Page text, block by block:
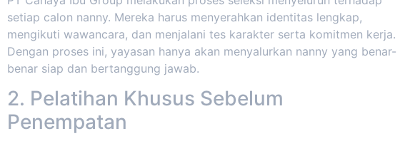
setiap calon nanny. Mereka harus menyerahkan identitas lengkap,
mengikuti wawancara, dan menjalani tes karakter serta komitmen kerja.
Dengan proses ini, yayasan hanya akan menyalurkan nanny yang benar-
benar siap dan bertanggung jawab.
2. Pelatihan Khusus Sebelum
Penempatan